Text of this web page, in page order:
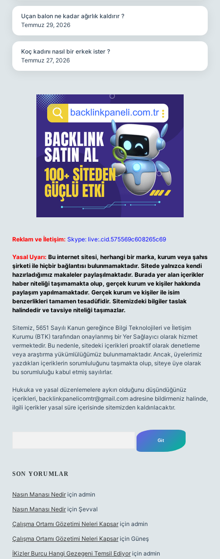
Uçan balon ne kadar ağırlık kaldırır ?
Temmuz 29, 2026
Koç kadını nasıl bir erkek ister ?
Temmuz 27, 2026
Reklam ve İletişim: Skype: live:.cid.575569c608265c69
Yasal Uyarı: Bu internet sitesi, herhangi bir marka, kurum veya şahıs
şirketi ile hiçbir bağlantısı bulunmamaktadır. Sitede yalnızca kendi
hazırladığımız makaleler paylaşılmaktadır. Burada yer alan içerikler
haber niteliği taşımamakta olup, gerçek kurum ve kişiler hakkında
paylaşım yapılmamaktadır. Gerçek kurum ve kişiler ile isim
benzerlikleri tamamen tesadüfidir. Sitemizdeki bilgiler taslak
halindedir ve tavsiye niteliği taşımazlar.
Sitemiz, 5651 Sayılı Kanun gereğince Bilgi Teknolojileri ve İletişim
Kurumu (BTK) tarafından onaylanmış bir Yer Sağlayıcı olarak hizmet
vermektedir. Bu nedenle, sitedeki içerikleri proaktif olarak denetleme
veya araştırma yükümlülüğümüz bulunmamaktadır. Ancak, üyelerimiz
yazdıkları içeriklerin sorumluluğunu taşımakta olup, siteye üye olarak
bu sorumluluğu kabul etmiş sayılırlar.
Hukuka ve yasal düzenlemelere aykırı olduğunu düşündüğünüz
içerikleri, backlinkpanelicomtr@gmail.com adresine bildirmeniz halinde,
ilgili içerikler yasal süre içerisinde sitemizden kaldırılacaktır.
SON YORUMLAR
Nasın Manası Nedir için admin
Nasın Manası Nedir için Şevval
Çalışma Ortamı Gözetimi Neleri Kapsar için admin
Çalışma Ortamı Gözetimi Neleri Kapsar için Güneş
İKizler Burcu Hangi Gezegeni Temsil Ediyor için admin